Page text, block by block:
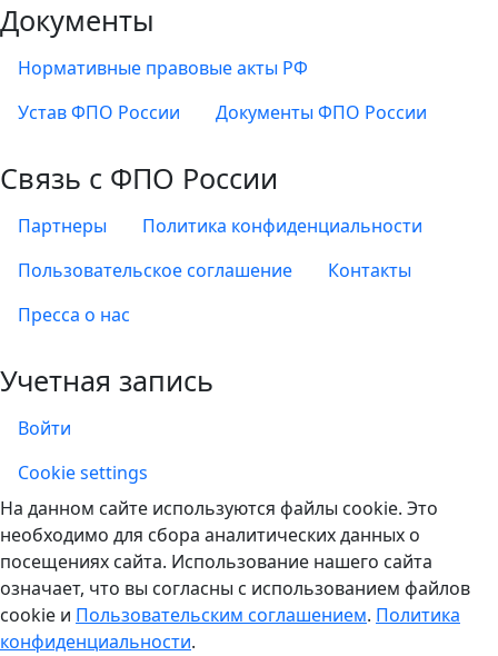
Документы
Нормативные правовые акты РФ
Устав ФПО России
Документы ФПО России
Связь с ФПО России
Партнеры
Политика конфиденциальности
Пользовательское соглашение
Контакты
Пресса о нас
Учетная запись
Войти
Учетная запись
Cookie settings
На данном сайте используются файлы cookie. Это
необходимо для сбора аналитических данных о
посещениях сайта. Использование нашего сайта
означает, что вы согласны с использованием файлов
cookie и Пользовательским соглашением. Политика
конфиденциальности.